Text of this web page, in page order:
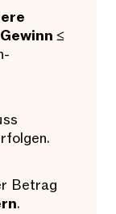
Gewinn ≤
Betrag
.